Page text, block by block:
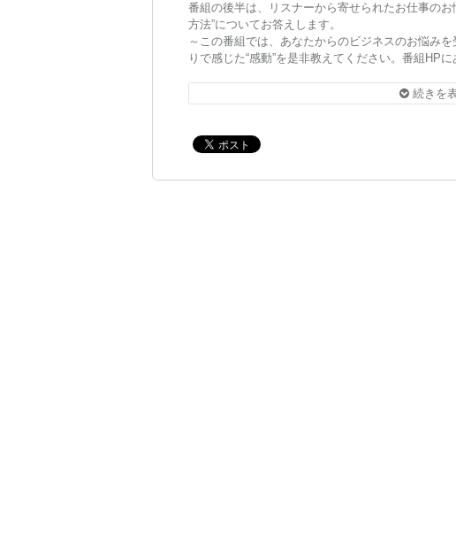
番組の後半は、リスナーから寄せられたお仕事の
方法”についてお答えします。
～この番組では、あなたからのビジネスのお悩み
りで感じた“感動”を是非教えてください。番組HP
続きを